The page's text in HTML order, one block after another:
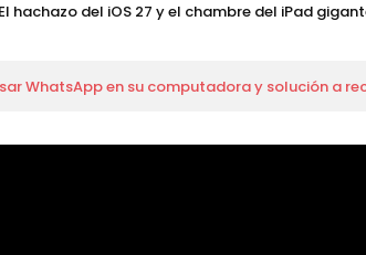
hachazo del iOS 27 y el chambre del iPad
las nuevas apuestas que sacuden el mercado
Google “cocina” nuevos emojis y WhatsApp
WhatsApp en su computadora y solución a